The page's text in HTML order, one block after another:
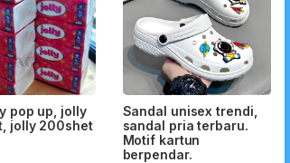
pop up, jolly
jolly 200shet
Sandal unisex trendi,
sandal pria terbaru.
Motif kartun
berpendar.